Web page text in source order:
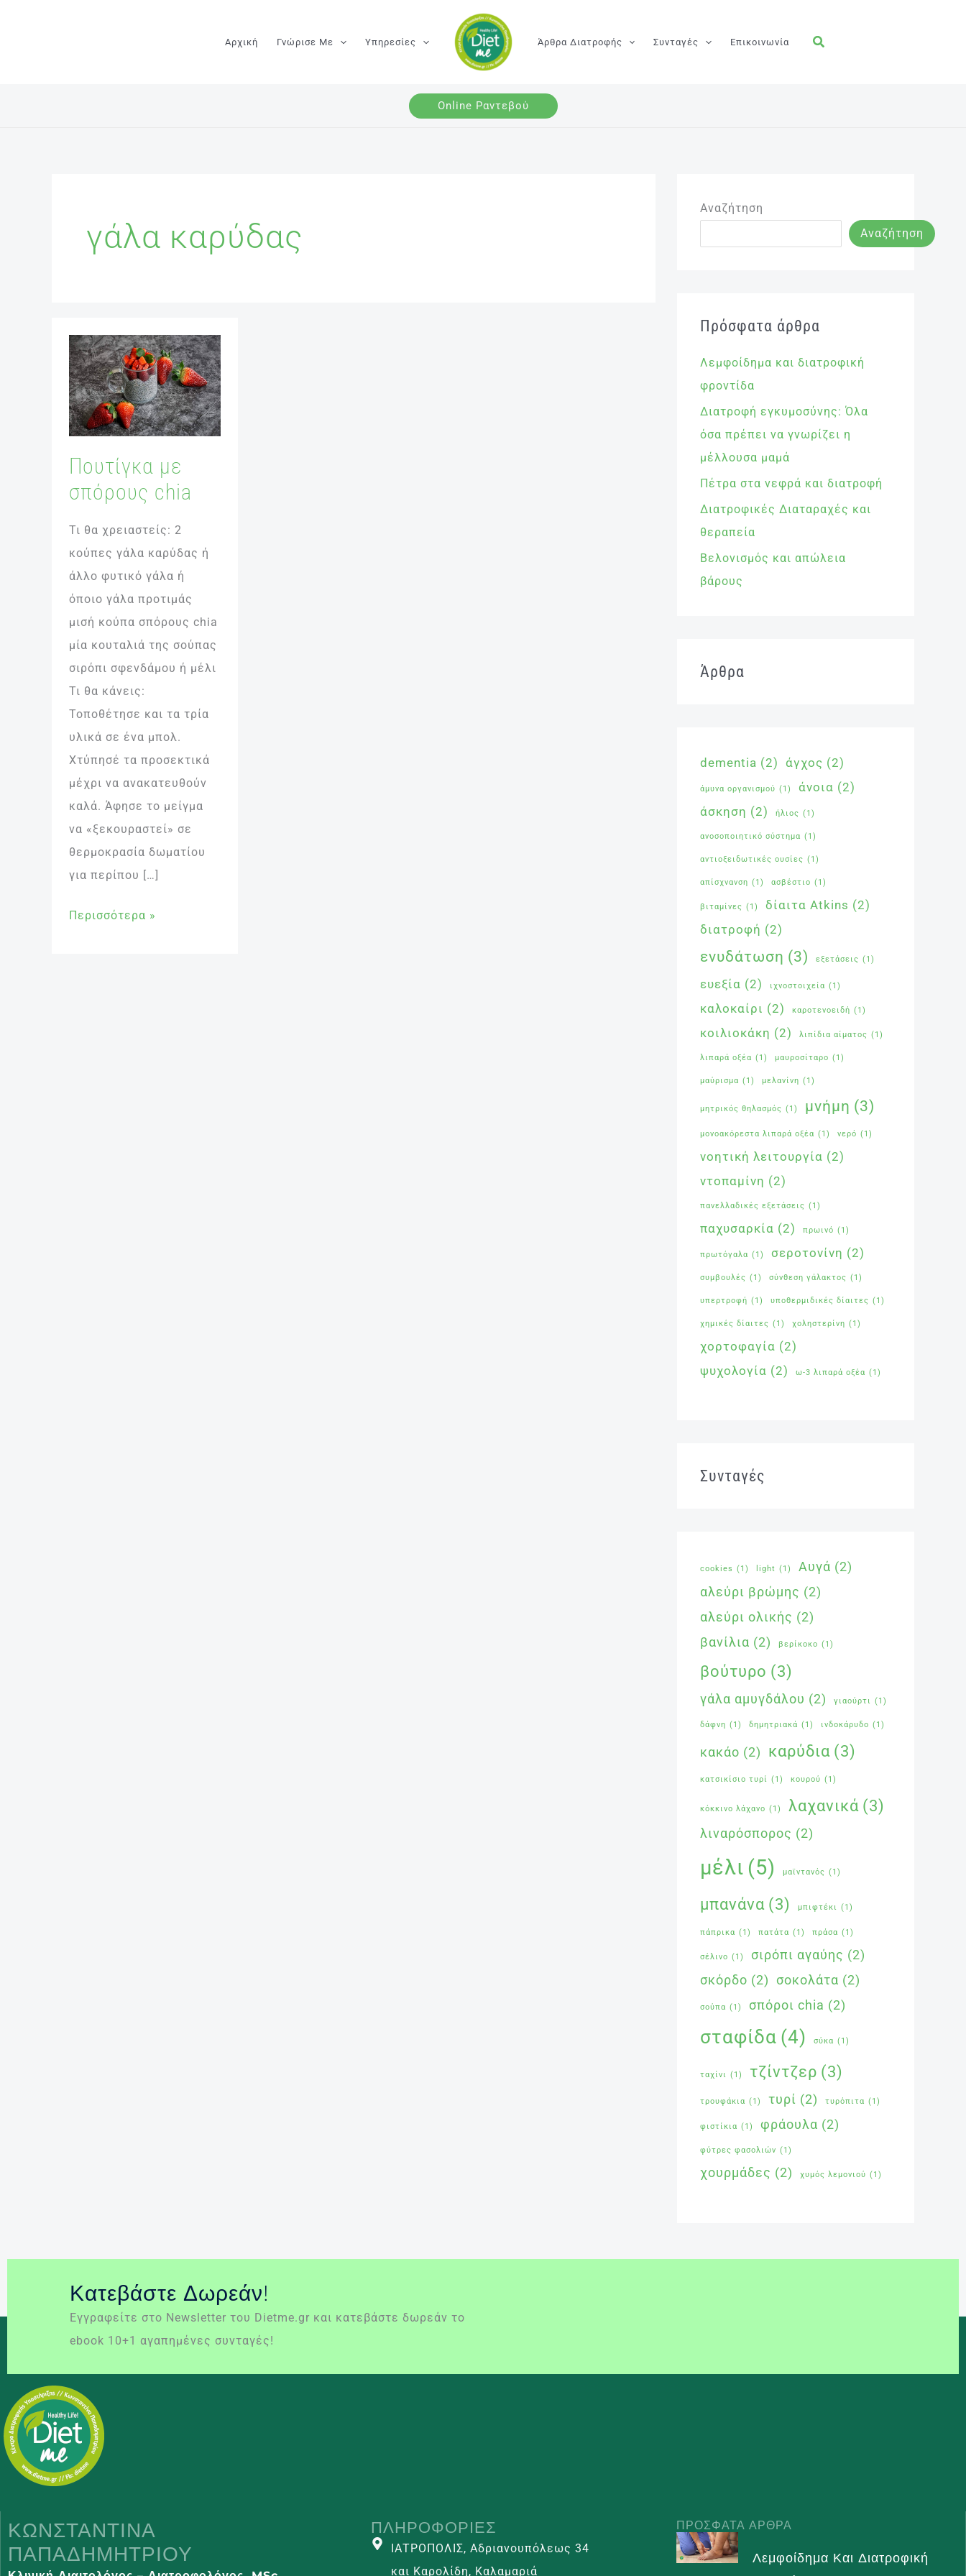
Αρχική Γνώρισε Με Υπηρεσίες Άρθρα Διατροφής Συνταγές Επικοινωνία
Online Ραντεβού
γάλα καρύδας
Πουτίγκα με
σπόρους chia
Τι θα χρειαστείς: 2
κούπες γάλα καρύδας ή
άλλο φυτικό γάλα ή
όποιο γάλα προτιμάς
μισή κούπα σπόρους chia
μία κουταλιά της σούπας
σιρόπι σφενδάμου ή μέλι
Τι θα κάνεις:
Τοποθέτησε και τα τρία
υλικά σε ένα μπολ.
Χτύπησέ τα προσεκτικά
μέχρι να ανακατευθούν
καλά. Άφησε το μείγμα
να «ξεκουραστεί» σε
θερμοκρασία δωματίου
για περίπου […]
Πουτίγκα
με
σπόρους
chia
Περισσότερα »
Αναζήτηση
Αναζήτηση
Πρόσφατα άρθρα
Λεμφοίδημα και διατροφική
φροντίδα
Διατροφή εγκυμοσύνης: Όλα
όσα πρέπει να γνωρίζει η
μέλλουσα μαμά
Πέτρα στα νεφρά και διατροφή
Διατροφικές Διαταραχές και
θεραπεία
Βελονισμός και απώλεια
βάρους
Άρθρα
dementia (2) άγχος (2)
άμυνα οργανισμού (1) άνοια (2)
άσκηση (2) ήλιος (1)
ανοσοποιητικό σύστημα (1)
αντιοξειδωτικές ουσίες (1)
απίσχνανση (1) ασβέστιο (1)
βιταμίνες (1) δίαιτα Atkins (2)
διατροφή (2)
ενυδάτωση (3) εξετάσεις (1)
ευεξία (2) ιχνοστοιχεία (1)
καλοκαίρι (2) καροτενοειδή (1)
κοιλιοκάκη (2) λιπίδια αίματος (1)
λιπαρά οξέα (1) μαυροσίταρο (1)
μαύρισμα (1) μελανίνη (1)
μητρικός θηλασμός (1) μνήμη (3)
μονοακόρεστα λιπαρά οξέα (1) νερό (1)
νοητική λειτουργία (2)
ντοπαμίνη (2)
πανελλαδικές εξετάσεις (1)
παχυσαρκία (2) πρωινό (1)
πρωτόγαλα (1) σεροτονίνη (2)
συμβουλές (1) σύνθεση γάλακτος (1)
υπερτροφή (1) υποθερμιδικές δίαιτες (1)
χημικές δίαιτες (1) χοληστερίνη (1)
χορτοφαγία (2)
ψυχολογία (2) ω-3 λιπαρά οξέα (1)
Συνταγές
cookies (1) light (1) Αυγά (2)
αλεύρι βρώμης (2)
αλεύρι ολικής (2)
βανίλια (2) βερίκοκο (1)
βούτυρο (3)
γάλα αμυγδάλου (2) γιαούρτι (1)
δάφνη (1) δημητριακά (1) ινδοκάρυδο (1)
κακάο (2) καρύδια (3)
κατσικίσιο τυρί (1) κουρού (1)
κόκκινο λάχανο (1) λαχανικά (3)
λιναρόσπορος (2)
μέλι (5) μαϊντανός (1)
μπανάνα (3) μπιφτέκι (1)
πάπρικα (1) πατάτα (1) πράσα (1)
σέλινο (1) σιρόπι αγαύης (2)
σκόρδο (2) σοκολάτα (2)
σούπα (1) σπόροι chia (2)
σταφίδα (4) σύκα (1)
ταχίνι (1) τζίντζερ (3)
τρουφάκια (1) τυρί (2) τυρόπιτα (1)
φιστίκια (1) φράουλα (2)
φύτρες φασολιών (1)
χουρμάδες (2) χυμός λεμονιού (1)
Κατεβάστε Δωρεάν!
Εγγραφείτε στο Newsletter του Dietme.gr και κατεβάστε δωρεάν το
ebook 10+1 αγαπημένες συνταγές!
ΚΩΝΣΤΑΝΤΊΝΑ
ΠΑΠΑΔΗΜΗΤΡΊΟΥ
ΠΛΗΡΟΦΟΡΊΕΣ
ΙΑΤΡΟΠΟΛΙΣ, Αδριανουπόλεως 34
και Καρολίδη, Καλαμαριά
ΠΡΌΣΦΑΤΑ ΆΡΘΡΑ
Λεμφοίδημα Και Διατροφική